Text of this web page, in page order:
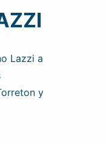
Lazzi a
y